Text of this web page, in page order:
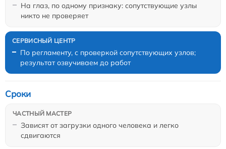
На глаз, по одному признаку: сопутствующие узлы
никто не проверяет
По регламенту, с проверкой сопутствующих узлов;
результат озвучиваем до работ
Зависят от загрузки одного человека и легко
сдвигаются
Сроки